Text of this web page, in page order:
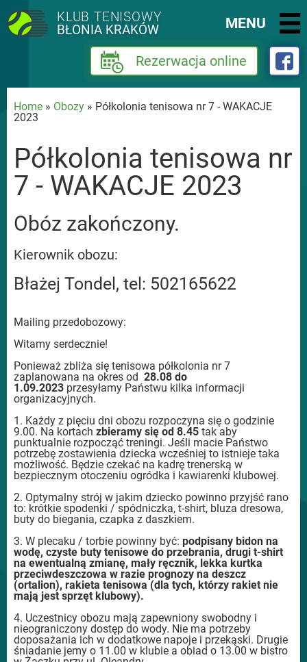
KLUB TENISOWY
BŁONIA KRAKÓW
MENU
Rezerwacja online
Home » Obozy » Półkolonia tenisowa nr 7 - WAKACJE
2023
Półkolonia tenisowa nr
7 - WAKACJE 2023
Obóz zakończony.
Kierownik obozu:
Błażej Tondel, tel: 502165622
Mailing przedobozowy:
Witamy serdecznie!
Ponieważ zbliża się tenisowa półkolonia nr 7
zaplanowana na okres od 28.08 do
1.09.2023 przesyłamy Państwu kilka informacji
organizacyjnych.
1. Każdy z pięciu dni obozu rozpoczyna się o godzinie
9.00. Na kortach zbieramy się od 8.45 tak aby
punktualnie rozpocząć treningi. Jeśli macie Państwo
potrzebę zostawienia dziecka wcześniej to istnieje taka
możliwość. Będzie czekać na kadrę trenerską w
bezpiecznym otoczeniu ogródka i kawiarenki klubowej.
2. Optymalny strój w jakim dziecko powinno przyjść rano
to: krótkie spodenki / spódniczka, t-shirt, bluza dresowa,
buty do biegania, czapka z daszkiem.
3. W plecaku / torbie powinny być: podpisany bidon na
wodę, czyste buty tenisowe do przebrania, drugi t-shirt
na ewentualną zmianę, mały ręcznik, lekka kurtka
przeciwdeszczowa w razie prognozy na deszcz
(ortalion), rakieta tenisowa (dla tych, którzy rakiet nie
mają jest sprzęt klubowy).
4. Uczestnicy obozu mają zapewniony swobodny i
nieograniczony dostęp do wody. Nie ma potrzeby
doposażania ich w dodatkowe napoje i przekąski. Drugie
śniadanie jemy o 11.00 w klubie a obiad o 13.00 w bistro